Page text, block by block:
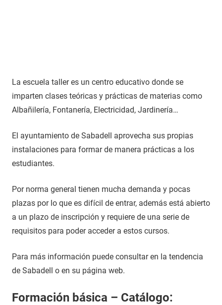
La escuela taller es un centro educativo donde se
imparten clases teóricas y prácticas de materias como
Albañilería, Fontanería, Electricidad, Jardinería…
El ayuntamiento de Sabadell aprovecha sus propias
instalaciones para formar de manera prácticas a los
estudiantes.
Por norma general tienen mucha demanda y pocas
plazas por lo que es difícil de entrar, además está abierto
a un plazo de inscripción y requiere de una serie de
requisitos para poder acceder a estos cursos.
Para más información puede consultar en la tendencia
de Sabadell o en su página web.
Formación básica – Catálogo: